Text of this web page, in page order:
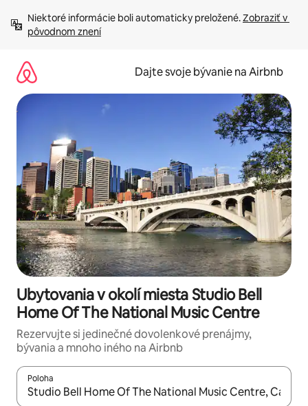
obsah.
Niektoré informácie boli automaticky preložené. Zobraziť v
pôvodnom znení
Dajte svoje bývanie na Airbnb
Ubytovania v okolí miesta Studio Bell
Home Of The National Music Centre
Rezervujte si jedinečné dovolenkové prenájmy,
bývania a mnoho iného na Airbnb
Poloha
Keď budú výsledky k dispozícii, môžete si ich prechádzať